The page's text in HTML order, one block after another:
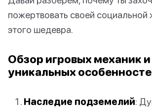
пожертвовать своей
этого шедевра.
Обзор игровых механик и
уникальных
Наследие подземелий: